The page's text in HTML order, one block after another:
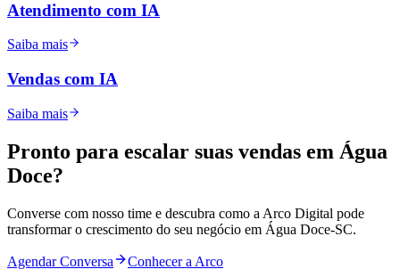
Atendimento com IA
Saiba mais
Vendas com IA
Saiba mais
Pronto para escalar suas vendas em Água
Doce?
Converse com nosso time e descubra como a Arco Digital pode
transformar o crescimento do seu negócio em Água Doce-SC.
Agendar Conversa Conhecer a Arco